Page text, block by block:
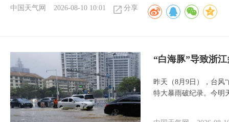
中国天气网 2026-08-10 10:01 分享
“白海豚”导致浙
昨天（8月9日），台风
特大暴雨破纪录。今明